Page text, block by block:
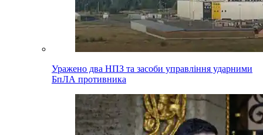
Уражено два НПЗ та засоби управління ударними
БпЛА противника